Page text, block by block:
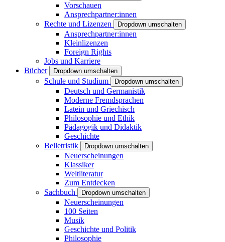
Vorschauen
Ansprechpartner:innen
Rechte und Lizenzen
Dropdown umschalten
Ansprechpartner:innen
Kleinlizenzen
Foreign Rights
Jobs und Karriere
Bücher
Dropdown umschalten
Schule und Studium Dropdown umschalten
Deutsch und Germanistik
Moderne Fremdsprachen
Latein und Griechisch
Philosophie und Ethik
Pädagogik und Didaktik
Geschichte
Belletristik
Dropdown umschalten
Neuerscheinungen
Klassiker
Weltliteratur
Zum Entdecken
Sachbuch
Dropdown umschalten
Neuerscheinungen
100 Seiten
Musik
Geschichte und Politik
Philosophie